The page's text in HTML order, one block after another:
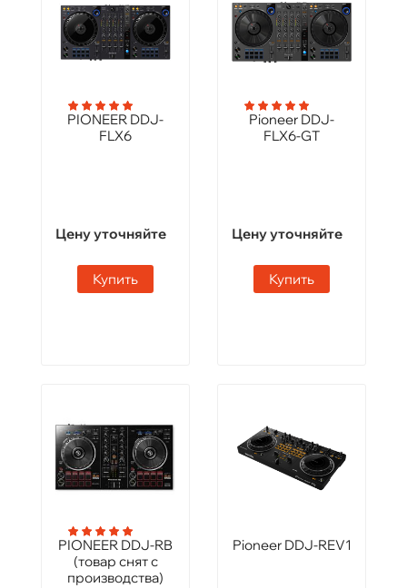
PIONEER DDJ-
FLX6
Цену уточняйте
Купить
Pioneer DDJ-
FLX6-GT
Цену уточняйте
Купить
PIONEER DDJ-RB
(товар снят с
производства)
Pioneer DDJ-REV1